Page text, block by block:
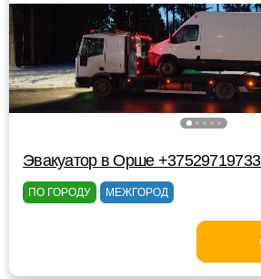
Эвакуатор в Орше
ПО ГОРОДУ МЕЖГОРОД